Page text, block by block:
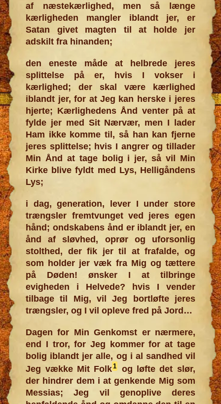
af næstekærlighed, men så længe
kærligheden mangler iblandt jer, er
Satan givet magten til at holde jer
adskilt fra hinanden;
den eneste måde at helbrede jeres
splittelse på er, hvis I vokser i
kærlighed; der skal være kærlighed
iblandt jer, for at Jeg kan herske i jeres
hjerte; Kærlighedens Ånd venter på at
fylde jer med Sit Nærvær, men I lader
Ham ikke komme til, så han kan fjerne
jeres splittelse; hvis I angrer og tillader
Min Ånd at tage bolig i jer, så vil Min
Kirke blive fyldt med Lys, Helligåndens
Lys;
i dag, generation, lever I under store
trængsler fremtvunget ved jeres egen
hånd; ondskabens ånd er iblandt jer, en
ånd af sløvhed, oprør og uforsonlig
stolthed, der fik jer til at frafalde, og
som holder jer væk fra Mig og tættere
på Døden! ønsker I at tilbringe
evigheden i Helvede? hvis I vender
tilbage til Mig, vil Jeg bortløfte jeres
trængsler, og I vil opleve fred på Jord…
Dagen for Min Genkomst er nærmere,
end I tror, for Jeg kommer for at tage
bolig iblandt jer alle, og i al sandhed vil
Jeg vække Mit Folk1
og løfte det slør,
der hindrer dem i at genkende Mig som
Messias; Jeg vil genoplive deres